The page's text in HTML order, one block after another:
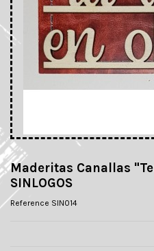
Maderitas Canallas
SINLOGOS
Reference SIN014